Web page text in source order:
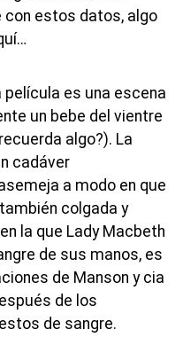
con estos datos, algo
es una escena
un bebe del vientre
algo?). La
cadáver
a modo en que
colgada y
la que Lady Macbeth
de sus manos, es
de Manson y cia
de los
de sangre.